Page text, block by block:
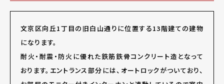
文京区向丘1丁目の旧白山通りに位置する13階建ての建物
になります。
耐火・耐震・防火に優れた鉄筋鉄骨コンクリート造となって
おります。エントランス部分には、オートロックがついており、